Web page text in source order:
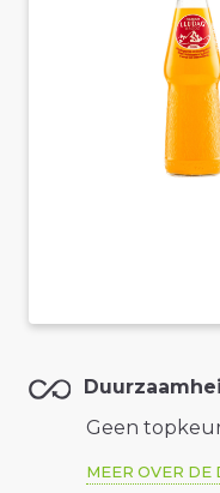
Geen
MEER OVER DE